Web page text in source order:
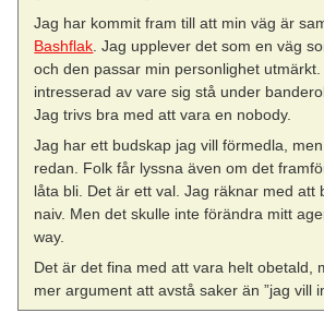
Jag har kommit fram till att min väg är
Bashflak . Jag upplever det som en väg
och den passar min personlighet
intresserad av vare sig stå under
Jag trivs bra med att vara en nobody.
Jag har ett budskap jag vill förmedla,
redan. Folk får lyssna även om det
låta bli. Det är ett val. Jag räknar med att
naiv. Men det skulle inte förändra mitt
way.
Det är det fina med att vara helt obetald,
mer argument att avstå saker än ”jag vill